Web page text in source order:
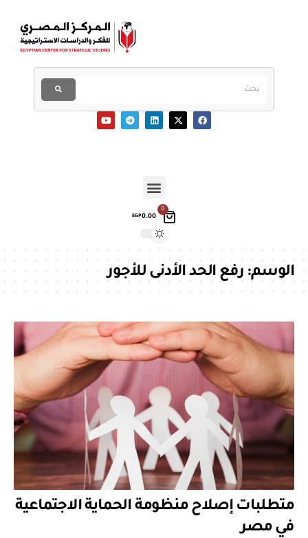
0
EGP0.00
الوسم:رفع الحد الأدنى للأجور
متطلبات إصلاح منظومة الحماية الاجتماعية
في مصر